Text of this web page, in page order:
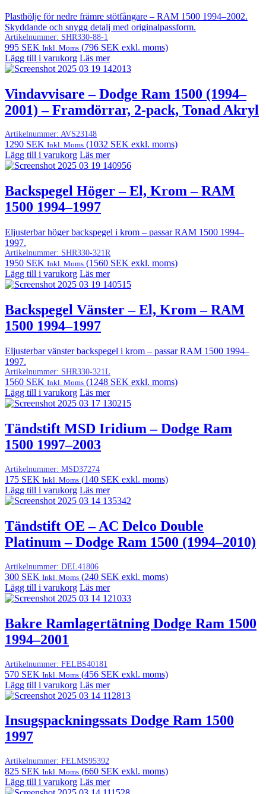
Plasthölje för nedre främre stötfångare – RAM 1500 1994–2002.
Skyddande och snygg detalj med originalpassform.
Artikelnummer: SHR330-88-1
995 SEK Inkl. Moms (796 SEK exkl. moms)
Lägg till i varukorg Läs mer
Vindavvisare – Dodge Ram 1500 (1994–
2001) – Framdörrar, 2-pack, Tonad Akryl
Artikelnummer: AVS23148
1290 SEK Inkl. Moms (1032 SEK exkl. moms)
Lägg till i varukorg Läs mer
Backspegel Höger – El, Krom – RAM
1500 1994–1997
Eljusterbar höger backspegel i krom – passar RAM 1500 1994–
1997.
Artikelnummer: SHR330-321R
1950 SEK Inkl. Moms (1560 SEK exkl. moms)
Lägg till i varukorg Läs mer
Backspegel Vänster – El, Krom – RAM
1500 1994–1997
Eljusterbar vänster backspegel i krom – passar RAM 1500 1994–
1997.
Artikelnummer: SHR330-321L
1560 SEK Inkl. Moms (1248 SEK exkl. moms)
Lägg till i varukorg Läs mer
Tändstift MSD Iridium – Dodge Ram
1500 1997–2003
Artikelnummer: MSD37274
175 SEK Inkl. Moms (140 SEK exkl. moms)
Lägg till i varukorg Läs mer
Tändstift OE – AC Delco Double
Platinum – Dodge Ram 1500 (1994–2010)
Artikelnummer: DEL41806
300 SEK Inkl. Moms (240 SEK exkl. moms)
Lägg till i varukorg Läs mer
Bakre Ramlagertätning Dodge Ram 1500
1994–2001
Artikelnummer: FELBS40181
570 SEK Inkl. Moms (456 SEK exkl. moms)
Lägg till i varukorg Läs mer
Insugspackningssats Dodge Ram 1500
1997
Artikelnummer: FELMS95392
825 SEK Inkl. Moms (660 SEK exkl. moms)
Lägg till i varukorg Läs mer